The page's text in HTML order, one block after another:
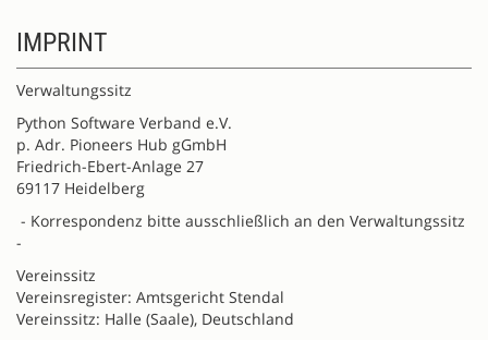
IMPRINT
Verwaltungssitz
Python Software Verband e.V.
p. Adr. Pioneers Hub gGmbH
Friedrich-Ebert-Anlage 27
69117 Heidelberg
- Korrespondenz bitte ausschließlich an den Verwaltungssitz
-
Vereinssitz
Vereinsregister: Amtsgericht Stendal
Vereinssitz: Halle (Saale), Deutschland